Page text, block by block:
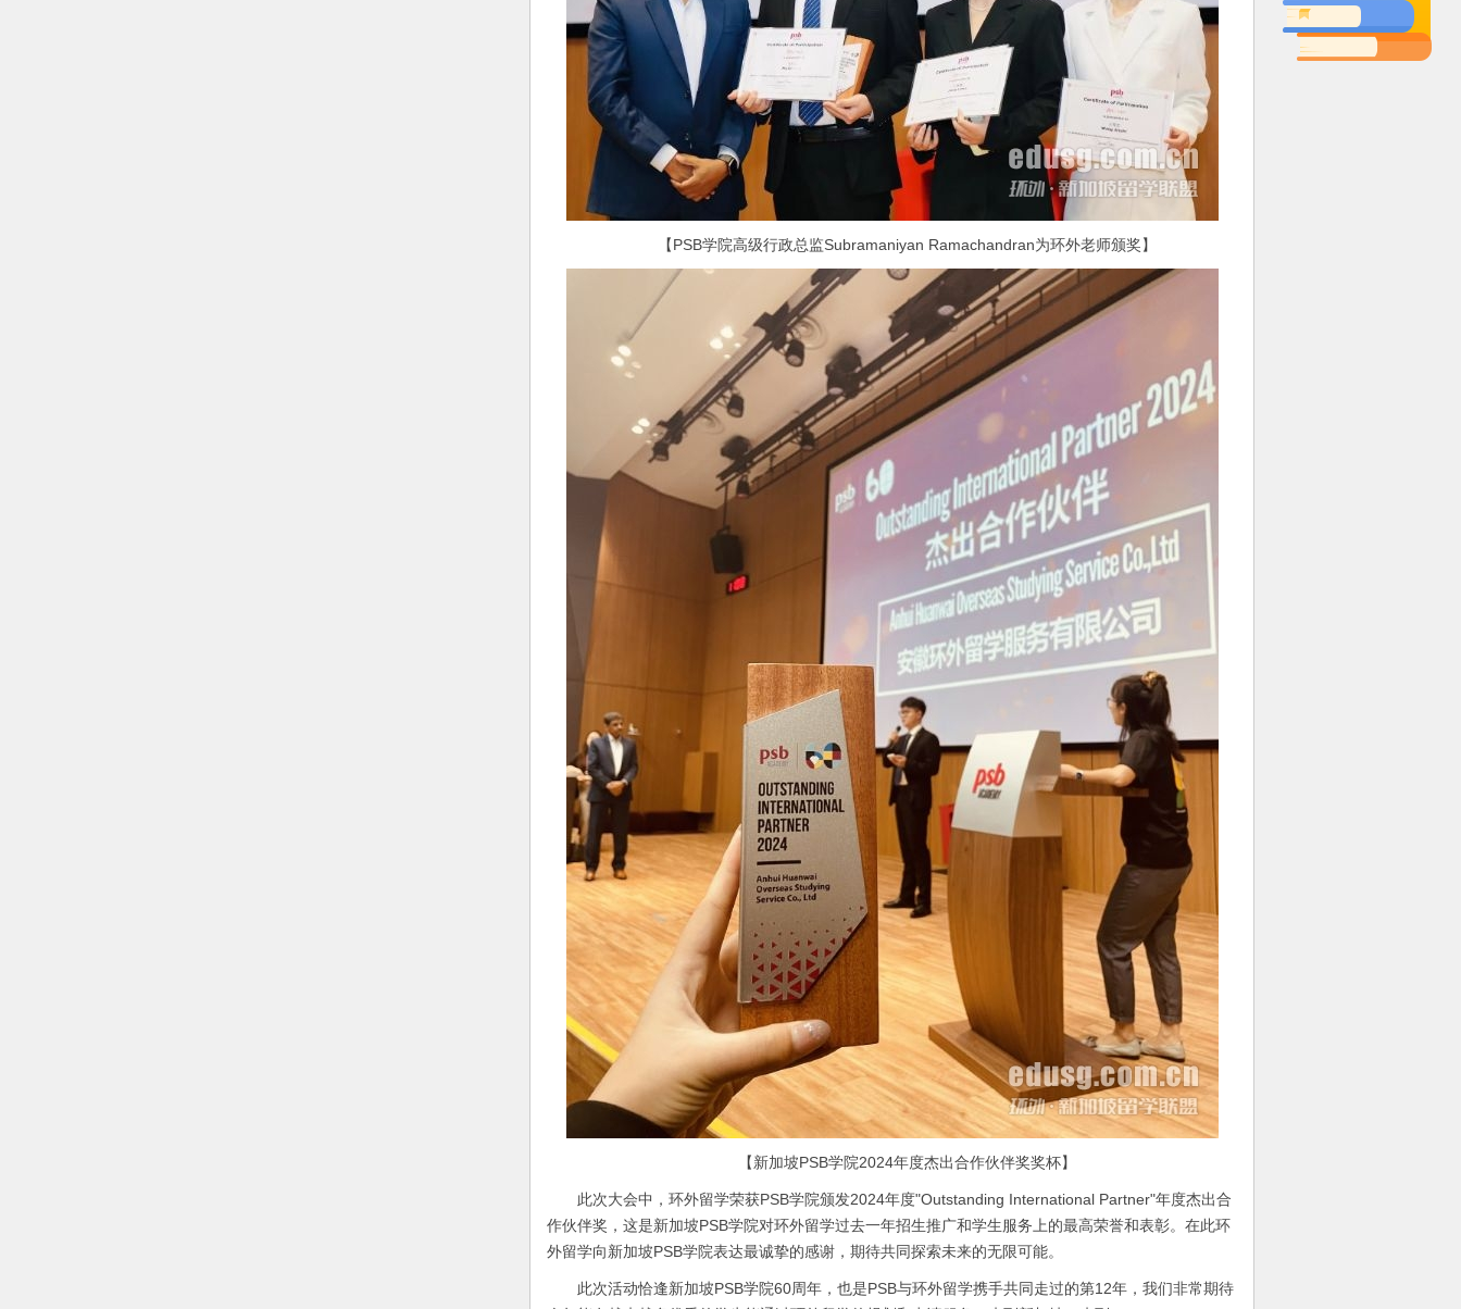
【PSB学院高级行政总监Subramaniyan Ramachandran为环外老师颁奖】
【新加坡PSB学院2024年度杰出合作伙伴奖奖杯】
此次大会中，环外留学荣获PSB学院颁发2024年度"Outstanding International Partner"年度杰出合
作伙伴奖，这是新加坡PSB学院对环外留学过去一年招生推广和学生服务上的最高荣誉和表彰。在此环
外留学向新加坡PSB学院表达最诚挚的感谢，期待共同探索未来的无限可能。
此次活动恰逢新加坡PSB学院60周年，也是PSB与环外留学携手共同走过的第12年，我们非常期待